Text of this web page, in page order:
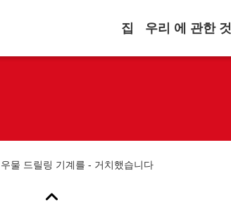
집 우리 에 관한 것
물 드릴링 기계를 - 거치했습니다